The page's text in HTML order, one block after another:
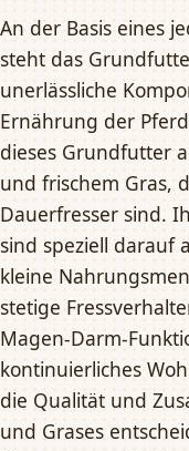
An der Basis eines
steht das
unerlässliche
Ernährung der
dieses Grundfutter
und frischem Gras,
Dauerfresser sind.
sind speziell darauf
kleine
stetige
Magen-Darm-
kontinuierliches
die Qualität und
und Grases